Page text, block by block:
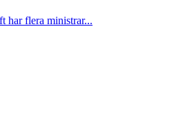
har flera ministrar...